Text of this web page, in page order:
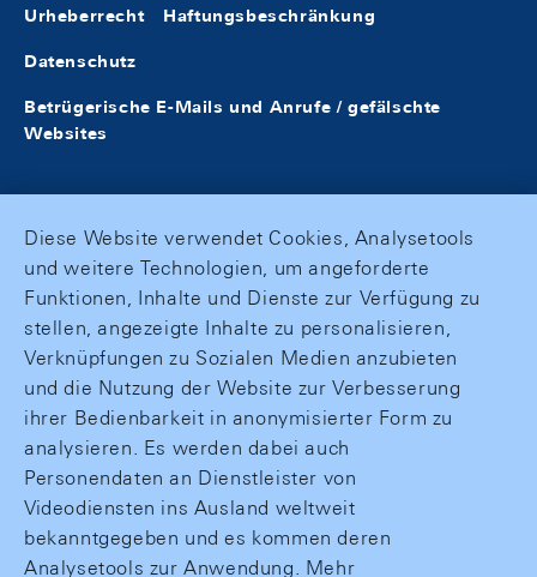
Urheberrecht Haftungsbeschränkung
Datenschutz
Betrügerische E-Mails und Anrufe / gefälschte
Websites
Diese Website verwendet Cookies, Analysetools
und weitere Technologien, um angeforderte
Funktionen, Inhalte und Dienste zur Verfügung zu
stellen, angezeigte Inhalte zu personalisieren,
Verknüpfungen zu Sozialen Medien anzubieten
und die Nutzung der Website zur Verbesserung
ihrer Bedienbarkeit in anonymisierter Form zu
analysieren. Es werden dabei auch
Personendaten an Dienstleister von
Videodiensten ins Ausland weltweit
bekanntgegeben und es kommen deren
Analysetools zur Anwendung. Mehr